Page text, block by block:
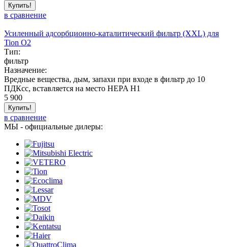
Купить!
в сравнение
Усиленный адсорбционно-каталитический фильтр (XXL) для
Tion O2
Тип:
фильтр
Назначение:
Вредные вещества, дым, запахи при входе в фильтр до 10
ПДКсс, вставляется на место HEPA H1
5 900
Купить!
в сравнение
МЫ - официальные дилеры: